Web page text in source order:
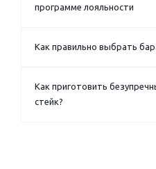
программе лояльности
Как правильно выбрать
Как приготовить
стейк?